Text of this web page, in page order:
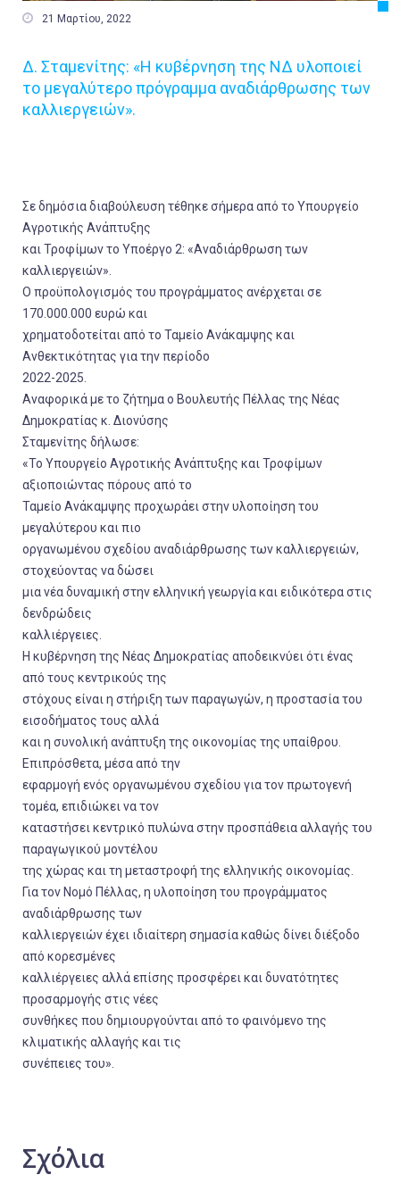
 21 Μαρτίου, 2022
Δ. Σταμενίτης: «Η κυβέρνηση της ΝΔ υλοποιεί
το μεγαλύτερο πρόγραμμα αναδιάρθρωσης των
καλλιεργειών».
Σε δημόσια διαβούλευση τέθηκε σήμερα από το Υπουργείο
Αγροτικής Ανάπτυξης
και Τροφίμων το Υποέργο 2: «Αναδιάρθρωση των
καλλιεργειών».
Ο προϋπολογισμός του προγράμματος ανέρχεται σε
170.000.000 ευρώ και
χρηματοδοτείται από το Ταμείο Ανάκαμψης και
Ανθεκτικότητας για την περίοδο
2022-2025.
Αναφορικά με το ζήτημα ο Βουλευτής Πέλλας της Νέας
Δημοκρατίας κ. Διονύσης
Σταμενίτης δήλωσε:
«Το Υπουργείο Αγροτικής Ανάπτυξης και Τροφίμων
αξιοποιώντας πόρους από το
Ταμείο Ανάκαμψης προχωράει στην υλοποίηση του
μεγαλύτερου και πιο
οργανωμένου σχεδίου αναδιάρθρωσης των καλλιεργειών,
στοχεύοντας να δώσει
μια νέα δυναμική στην ελληνική γεωργία και ειδικότερα στις
δενδρώδεις
καλλιέργειες.
Η κυβέρνηση της Νέας Δημοκρατίας αποδεικνύει ότι ένας
από τους κεντρικούς της
στόχους είναι η στήριξη των παραγωγών, η προστασία του
εισοδήματος τους αλλά
και η συνολική ανάπτυξη της οικονομίας της υπαίθρου.
Επιπρόσθετα, μέσα από την
εφαρμογή ενός οργανωμένου σχεδίου για τον πρωτογενή
τομέα, επιδιώκει να τον
καταστήσει κεντρικό πυλώνα στην προσπάθεια αλλαγής του
παραγωγικού μοντέλου
της χώρας και τη μεταστροφή της ελληνικής οικονομίας.
Για τον Νομό Πέλλας, η υλοποίηση του προγράμματος
αναδιάρθρωσης των
καλλιεργειών έχει ιδιαίτερη σημασία καθώς δίνει διέξοδο
από κορεσμένες
καλλιέργειες αλλά επίσης προσφέρει και δυνατότητες
προσαρμογής στις νέες
συνθήκες που δημιουργούνται από το φαινόμενο της
κλιματικής αλλαγής και τις
συνέπειες του».
Σχόλια